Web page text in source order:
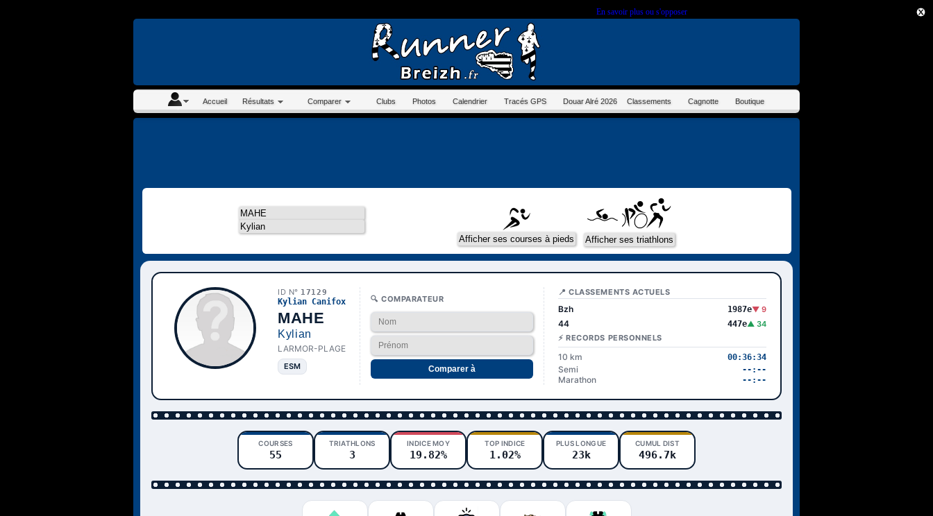
En savoir plus ou s'opposer.
Accueil Résultats Comparer Clubs Photos Calendrier Tracés GPS Douar Alré 2026 Classements Cagnotte Boutique
ID N° 17129
Kylian Canifox
MAHE
Kylian
LARMOR-PLAGE
ESM
🔍 COMPARATEUR
Comparer à
📍 CLASSEMENTS ACTUELS
Bzh 1987e▼ 9
44 447e▲ 34
⚡ RECORDS PERSONNELS
10 km 00:36:34
Semi --:--
Marathon --:--
COURSES
55
TRIATHLONS
3
INDICE MOY
19.82%
TOP INDICE
1.02%
PLUS LONGUE
23k
CUMUL DIST
496.7k